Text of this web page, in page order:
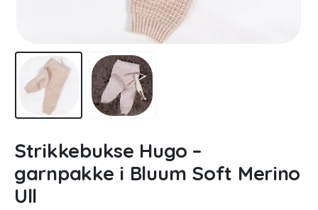
Strikkebukse Hugo –
garnpakke i Bluum Soft Merino
Ull